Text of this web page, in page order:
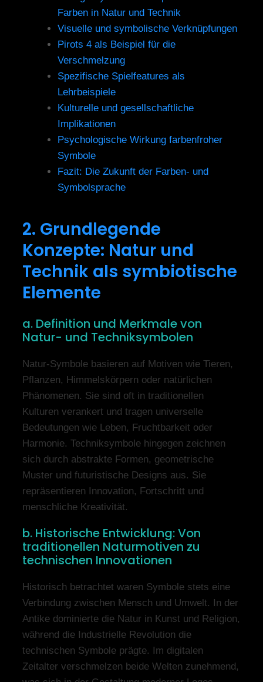
Farben in Natur und Technik
Visuelle und symbolische Verknüpfungen
Pirots 4 als Beispiel für die
Verschmelzung
Spezifische Spielfeatures als
Lehrbeispiele
Kulturelle und gesellschaftliche
Implikationen
Psychologische Wirkung farbenfroher
Symbole
Fazit: Die Zukunft der Farben- und
Symbolsprache
2. Grundlegende
Konzepte: Natur und
Technik als symbiotische
Elemente
a. Definition und Merkmale von
Natur- und Techniksymbolen
Natur-Symbole basieren auf Motiven wie Tieren,
Pflanzen, Himmelskörpern oder natürlichen
Phänomenen. Sie sind oft in traditionellen
Kulturen verankert und tragen universelle
Bedeutungen wie Leben, Fruchtbarkeit oder
Harmonie. Techniksymbole hingegen zeichnen
sich durch abstrakte Formen, geometrische
Muster und futuristische Designs aus. Sie
repräsentieren Innovation, Fortschritt und
menschliche Kreativität.
b. Historische Entwicklung: Von
traditionellen Naturmotiven zu
technischen Innovationen
Historisch betrachtet waren Symbole stets eine
Verbindung zwischen Mensch und Umwelt. In der
Antike dominierte die Natur in Kunst und Religion,
während die Industrielle Revolution die
technischen Symbole prägte. Im digitalen
Zeitalter verschmelzen beide Welten zunehmend,